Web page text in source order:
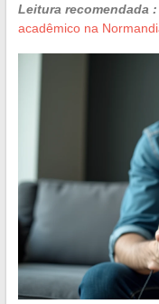
Leitura recomendada :
acadêmico na